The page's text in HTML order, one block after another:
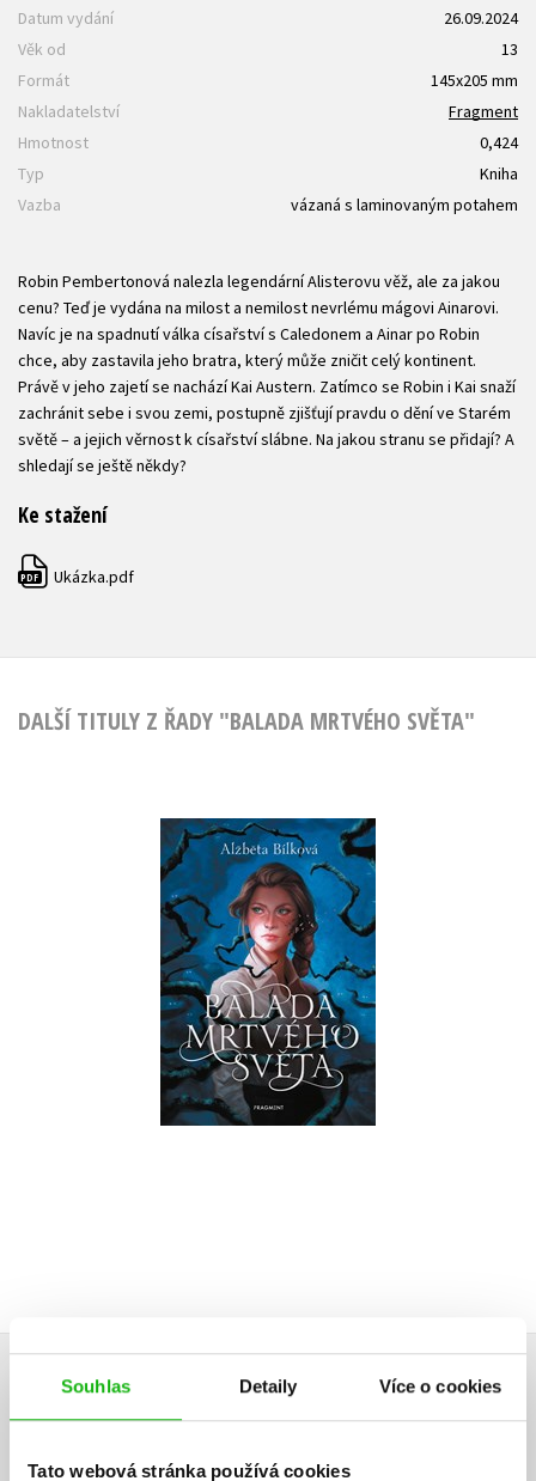
Souhlas Detaily Více o cookies
Tato webová stránka používá cookies
Datum vydání
26.09.2024
Věk od
13
Formát
145x205 mm
Nakladatelství
Fragment
Hmotnost
0,424
Typ
Kniha
Vazba
vázaná s laminovaným potahem
Robin Pembertonová nalezla legendární Alisterovu věž, ale za jakou
cenu? Teď je vydána na milost a nemilost nevrlému mágovi Ainarovi.
Navíc je na spadnutí válka císařství s Caledonem a Ainar po Robin
chce, aby zastavila jeho bratra, který může zničit celý kontinent.
Právě v jeho zajetí se nachází Kai Austern. Zatímco se Robin i Kai snaží
zachránit sebe i svou zemi, postupně zjišťují pravdu o dění ve Starém
světě – a jejich věrnost k císařství slábne. Na jakou stranu se přidají? A
shledají se ještě někdy?
Ke stažení
PDF Ukázka.pdf
DALŠÍ TITULY Z ŘADY "BALADA MRTVÉHO SVĚTA"
Balada mrtvého
světa
Alžběta Bílková
Do košíku
399 Kč
319 Kč
HODNOCENÍ ČTENÁŘŮ